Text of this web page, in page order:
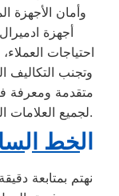
وأمان الأجهزة
أجهزة
احتياجات
وتجنب التكاليف
متقدمة ومعرفة
لجميع العلامات التجارية، مما يضمن تقديم خدمة عالية الجودة.
الخط ا ل
نهتم بمتابعة